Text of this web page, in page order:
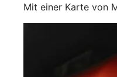
Mit einer Karte von